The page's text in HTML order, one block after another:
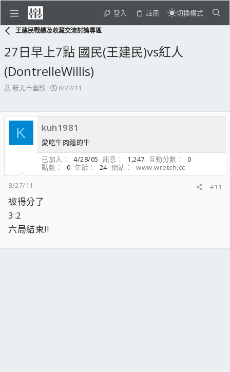
登入 註冊 切換模式
王建民戰績及收藏交流討論專區
27日早上7點 國民(王建民)vs紅人
(DontrelleWillis)
主
起
人
新北市幽默
開
期
8/27/11
K kuh1981
愛吃牛肉麵的牛
已加入
4/28/05 訊息 1,247 互動分數
0
點數
0 年齡 24 網站
www.wretch.cc
8/27/11
#11
被得分了
3:2
六局結束!!